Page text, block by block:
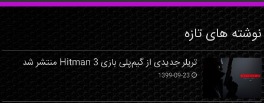
نوشته های تازه
تریلر جدیدی از گیم‌پلی بازی Hitman 3 منتشر شد
1399-09-23